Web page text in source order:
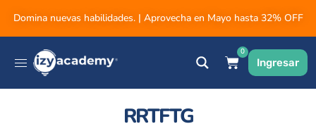
Domina nuevas habilidades. | Aprovecha en Mayo hasta 32% OFF
0
Ingresar
RRTFTG